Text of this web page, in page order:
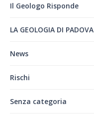
Il Geologo Risponde
LA GEOLOGIA DI PADOVA
News
Rischi
Senza categoria